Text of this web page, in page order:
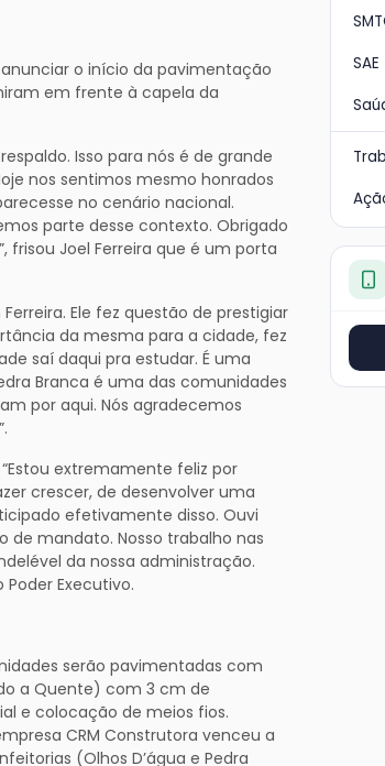
o início da pavimentação
em frente à capela da
Isso para nós é de grande
nos sentimos mesmo honrados
no cenário nacional.
parte desse contexto. Obrigado
Joel Ferreira que é um porta
Ele fez questão de prestigiar
da mesma para a cidade, fez
saí daqui pra estudar. É uma
Branca é uma das comunidades
por aqui. Nós agradecemos
extremamente feliz por
crescer, de desenvolver uma
efetivamente disso. Ouvi
mandato. Nosso trabalho nas
da nossa administração.
Executivo.
serão pavimentadas com
a Quente) com 3 cm de
e colocação de meios fios.
CRM Construtora venceu a
(Olhos D’água e Pedra
SAE